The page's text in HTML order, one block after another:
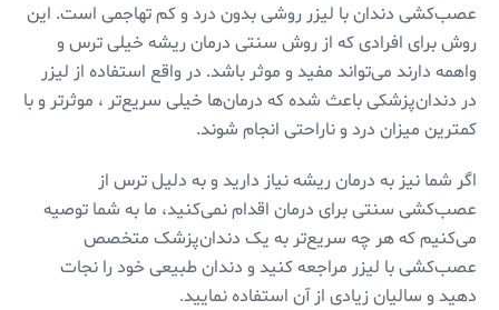
عصب‌کشی دندان با لیزر روشی بدون درد و کم تهاجمی است. این
روش برای افرادی که از روش سنتی درمان ریشه خیلی ترس و
واهمه دارند می‌تواند مفید و موثر باشد. در واقع استفاده از لیزر
در دندان‌پزشکی باعث شده که درمان‌ها خیلی سریع‌تر ، موثر‌تر و با
کمترین میزان درد و ناراحتی انجام شوند.
اگر شما نیز به درمان ریشه نیاز دارید و به دلیل ترس از
عصب‌کشی سنتی برای درمان اقدام نمی‌کنید، ما به شما توصیه
می‌کنیم که هر چه سریع‌تر به یک دندان‌پزشک متخصص
عصب‌کشی با لیزر مراجعه کنید و دندان طبیعی خود را نجات
دهید و سالیان زیادی از آن استفاده نمایید.